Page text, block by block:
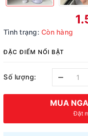
Tình trạng: Còn hàng
ĐẶC ĐIỂM NỔI BẬT
Số lượng: –
MUA
Đặt